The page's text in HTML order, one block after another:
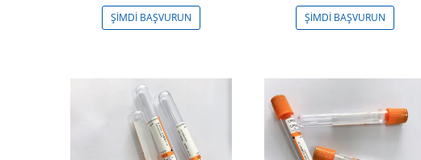
ŞIMDI BAŞVURUN ŞIMDI BAŞVURUN